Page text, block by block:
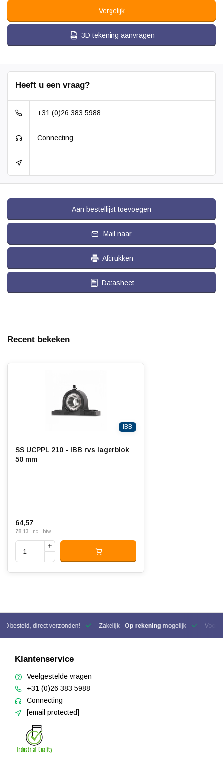
Vergelijk
3D tekening aanvragen
Heeft u een vraag?
+31 (0)26 383 5988
Connecting
Aan bestellijst toevoegen
Mail naar
Afdrukken
Datasheet
Recent bekeken
IBB
SS UCPPL 210 - IBB rvs lagerblok
50 mm
64,57
78,13 Incl. btw
besteld, direct verzonden! Zakelijk - Op rekening mogelijk Voor
Klantenservice
Veelgestelde vragen
+31 (0)26 383 5988
Connecting
[email protected]